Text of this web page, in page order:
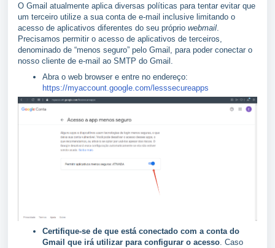
O Gmail atualmente aplica diversas políticas para tentar evitar que
um terceiro utilize a sua conta de e-mail inclusive limitando o
acesso de aplicativos diferentes do seu próprio webmail
Precisamos permitir o acesso de aplicativos de terceiros,
denominado de “menos seguro” pelo Gmail, para poder conectar o
nosso cliente de e-mail ao SMTP do Gmail.
Abra o web browser e entre no endereço:
https://myaccount.google.com/lesssecureapps
Certifique-se de que está conectado com a conta do
Gmail que irá utilizar para configurar o acesso. Caso